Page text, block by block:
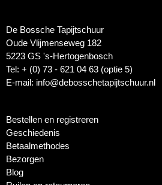
De Bossche Tapijtschuur
Oude Vlijmenseweg 182
5223 GS 's-Hertogenbosch
Tel: + (0) 73 - 621 04 63 (optie 5)
E-mail: info@debosschetapijtschuur.nl
Bestellen en registreren
Geschiedenis
Betaalmethodes
Bezorgen
Blog